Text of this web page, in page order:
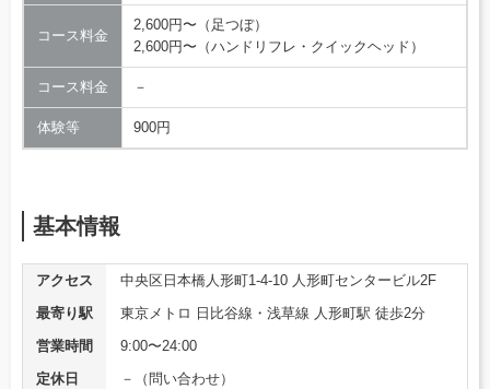
コース料金
2,600円〜（足つぼ）
2,600円〜（ハンドリフレ・クイックヘッド）
コース料金 －
体験等 900円
基本情報
アクセス
中央区日本橋人形町1-4-10 人形町センタービル2F
最寄り駅
東京メトロ 日比谷線・浅草線 人形町駅 徒歩2分
営業時間
9:00〜24:00
定休日
－（問い合わせ）